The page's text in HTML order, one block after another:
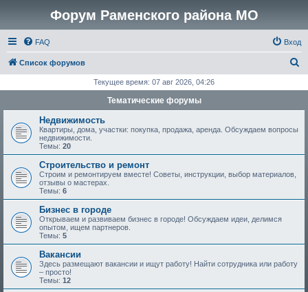
Форум Раменского района МО
FAQ Вход
Список форумов
с
Текущее время: 07 авг 2026, 04:26
Тематические форумы
Недвижимость
Квартиры, дома, участки: покупка, продажа, аренда. Обсуждаем вопросы
недвижимости.
Темы: 20
Строительство и ремонт
Строим и ремонтируем вместе! Советы, инструкции, выбор материалов,
отзывы о мастерах.
Темы: 6
Бизнес в городе
Открываем и развиваем бизнес в городе! Обсуждаем идеи, делимся
опытом, ищем партнеров.
Темы: 5
Вакансии
Здесь размещают вакансии и ищут работу! Найти сотрудника или работу
– просто!
Темы: 12